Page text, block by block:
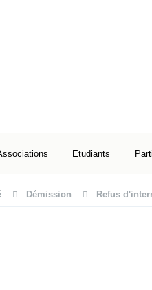
Etudiants
Démission Refus